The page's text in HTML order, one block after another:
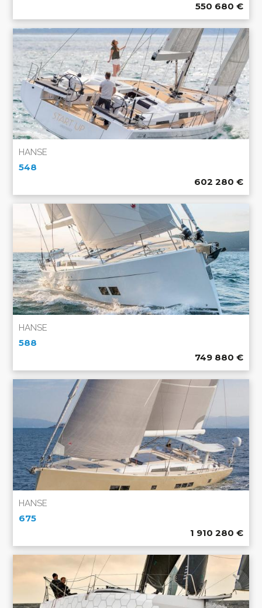
550 680 €
HANSE
548
602 280 €
HANSE
588
749 880 €
HANSE
675
1 910 280 €